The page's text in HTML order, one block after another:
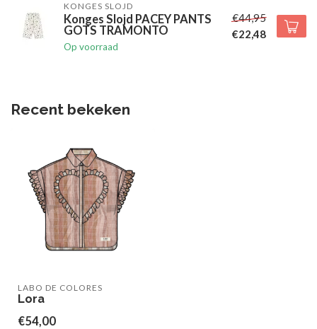
KONGES SLOJD
Konges Slojd PACEY PANTS
GOTS TRAMONTO
Op voorraad
€44,95
€22,48
Recent bekeken
LABO DE COLORES
Lora
€54,00